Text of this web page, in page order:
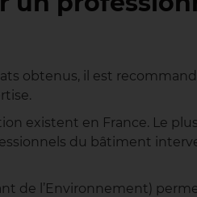
obtenus, il est
existent en France. Le
du bâtiment
de l’Environnement)